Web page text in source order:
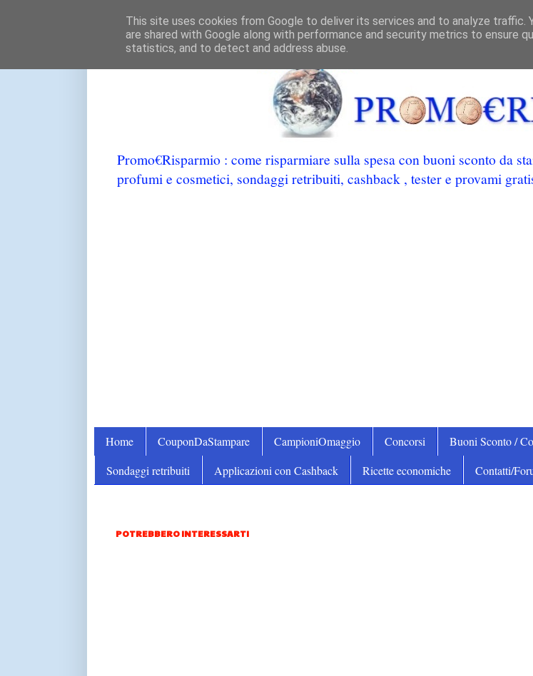
Promo€Risparmio : come risparmiare sulla spesa con buoni sconto da
profumi e cosmetici, sondaggi retribuiti, cashback , tester e provami
Home CouponDaStampare CampioniOmaggio Concorsi Buoni Sconto /
Sondaggi retribuiti
Applicazioni con Cashback Ricette economiche Contatti/
POTREBBERO INTERESSARTI
This site uses cookies from Google to deliver its services and to analyze traffic.
are shared with Google along with performance and security metrics to ensure
statistics, and to detect and address abuse.